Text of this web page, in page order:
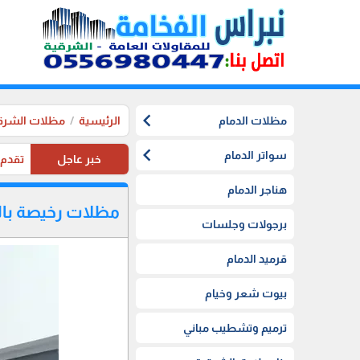
مظلات الدمام chevron_left
سواتر الدمام chevron_left
هناجر الدمام
برجولات وجلسات
قرميد الدمام
بيوت شعر وخيام
ترميم وتشطيب مباني
الرئيسية مظلات
خبر عاجل تقدم موسستنا تخفيضات
مظلات رخيصة